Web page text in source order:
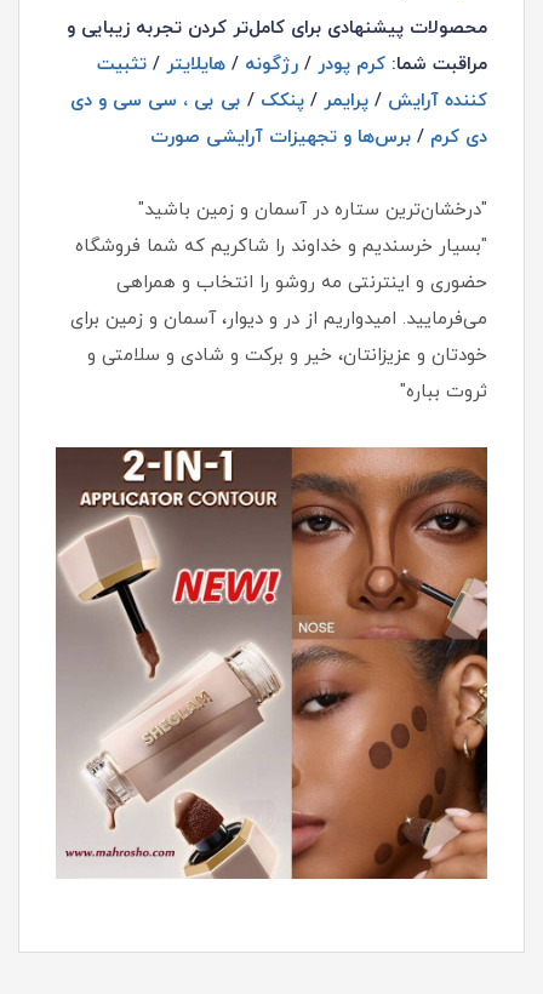
محصولات پیشنهادی برای کامل‌تر کردن تجربه زیبایی و
مراقبت شما: کرم پودر / رژگونه / هایلایتر / تثبیت
کننده آرایش / پرایمر / پنکک / بی بی ، سی سی و دی
دی کرم / برس‌ها و تجهیزات آرایشی صورت
"درخشان‌ترین ستاره در آسمان و زمین باشید"
"بسیار خرسندیم و خداوند را شاکریم که شما فروشگاه
حضوری و اینترنتی مه روشو را انتخاب و همراهی
می‌فرمایید. امیدواریم از در و دیوار، آسمان و زمین برای
خودتان و عزیزانتان، خیر و برکت و شادی و سلامتی و
ثروت بباره"